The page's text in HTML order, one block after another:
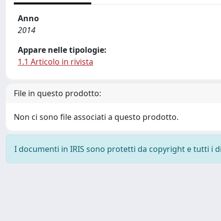
Anno
2014
Appare nelle tipologie:
1.1 Articolo in rivista
File in questo prodotto:
Non ci sono file associati a questo prodotto.
I documenti in IRIS sono protetti da copyright e tutti i